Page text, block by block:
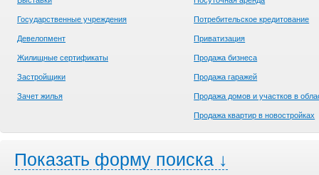
Государственные учреждения
Девелопмент
Жилищные сертификаты
Застройщики
Зачет жилья
Потребительское кредитование
Приватизация
Продажа бизнеса
Продажа гаражей
Продажа домов и участков в
Продажа квартир в новостройках
Показать форму поиска ↓